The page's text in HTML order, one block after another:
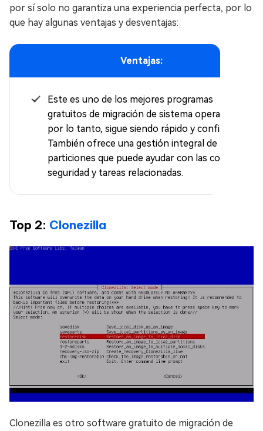
por sí solo no garantiza una experiencia perfecta, por lo
que hay algunas ventajas y desventajas:
Ventajas:
Este es uno de los mejores programas
gratuitos de migración de sistema operativo y,
por lo tanto, sigue siendo rápido y confiable.
También ofrece una gestión integral de
particiones que puede ayudar con las copias de
seguridad y tareas relacionadas.
Top 2: Clonezilla
Clonezilla es otro software gratuito de migración de